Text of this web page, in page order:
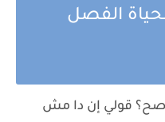
الفصل
صح؟ قولي إن دا مش